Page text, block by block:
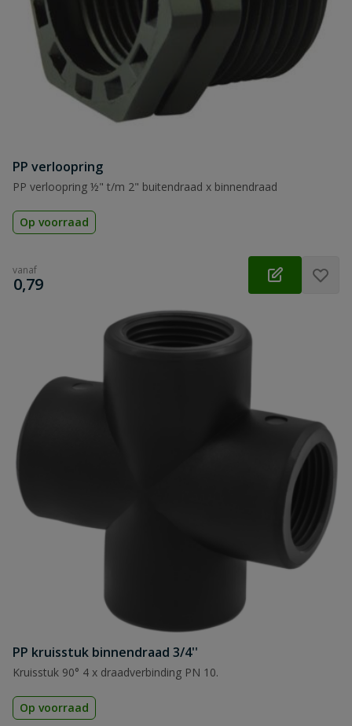
PP verloopring
PP verloopring ½" t/m 2" buitendraad x binnendraad
Op voorraad
vanaf
€
0,79
PP kruisstuk binnendraad 3/4''
Kruisstuk 90° 4 x draadverbinding PN 10.
Op voorraad